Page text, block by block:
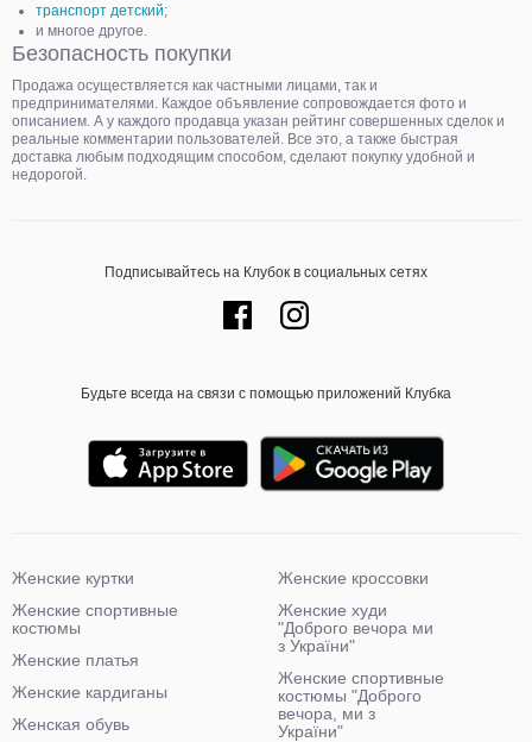
транспорт детский;
и многое другое.
Безопасность покупки
Продажа осуществляется как частными лицами, так и
предпринимателями. Каждое объявление сопровождается фото и
описанием. А у каждого продавца указан рейтинг совершенных сделок и
реальные комментарии пользователей. Все это, а также быстрая
доставка любым подходящим способом, сделают покупку удобной и
недорогой.
Подписывайтесь на Клубок в социальных сетях
Будьте всегда на связи с помощью приложений Клубка
Женские куртки
Женские спортивные
костюмы
Женские платья
Женские кардиганы
Женская обувь
Женские кроссовки
Женские худи
"Доброго вечора ми
з України"
Женские спортивные
костюмы "Доброго
вечора, ми з
України"